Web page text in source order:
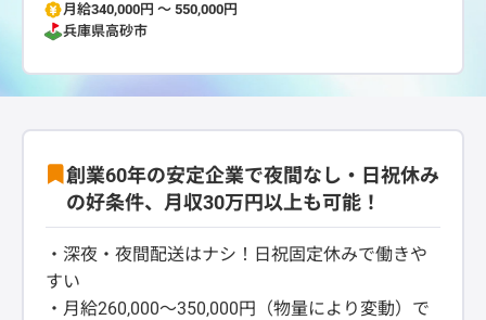
月給340,000円 〜 550,000円
兵庫県高砂市
創業60年の安定企業で夜間なし・日祝休み
の好条件、月収30万円以上も可能！
・深夜・夜間配送はナシ！日祝固定休みで働きや
すい
・月給260,000〜350,000円（物量により変動）で